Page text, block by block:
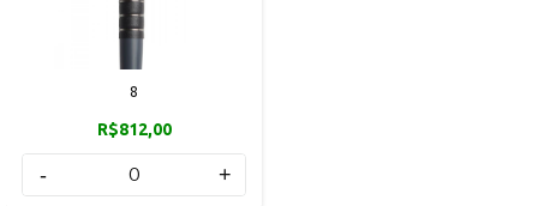
8
R$812,00
- +